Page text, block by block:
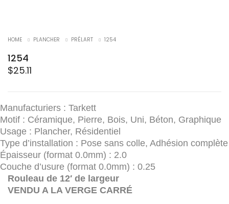
HOME PLANCHER PRÉLART 1254
1254
$25.11
Manufacturiers : Tarkett
Motif : Céramique, Pierre, Bois, Uni, Béton, Graphique
Usage : Plancher, Résidentiel
Type d’installation : Pose sans colle, Adhésion complète
Épaisseur (format 0.0mm) : 2.0
Couche d’usure (format 0.0mm) : 0.25
Rouleau de 12′ de largeur
VENDU A LA VERGE CARRÉ